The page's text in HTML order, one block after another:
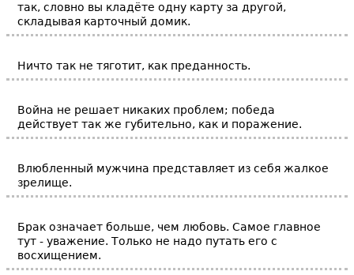
так, словно вы кладёте одну карту за другой,
складывая карточный домик.
Ничто так не тяготит, как преданность.
Война не решает никаких проблем; победа
действует так же губительно, как и поражение.
Влюбленный мужчина представляет из себя жалкое
зрелище.
Брак означает больше, чем любовь. Самое главное
тут - уважение. Только не надо путать его с
восхищением.